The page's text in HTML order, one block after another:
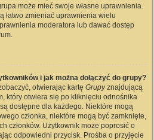
może mieć swoje własne uprawnienia.
łatwo zmieniać uprawnienia wielu
moderatora lub dawać dostęp
i jak można dołączyć do grupy?
otwierając kartę Grupyznajdującą
który otwiera się po kliknięciu odnośnika
dostępne dla każdego. Niektóre mogą
członka, niektóre mogą być zamknięte,
członków. Użytkownik może poprosić o
odpowiedni przycisk. Prośba o przyjęcie